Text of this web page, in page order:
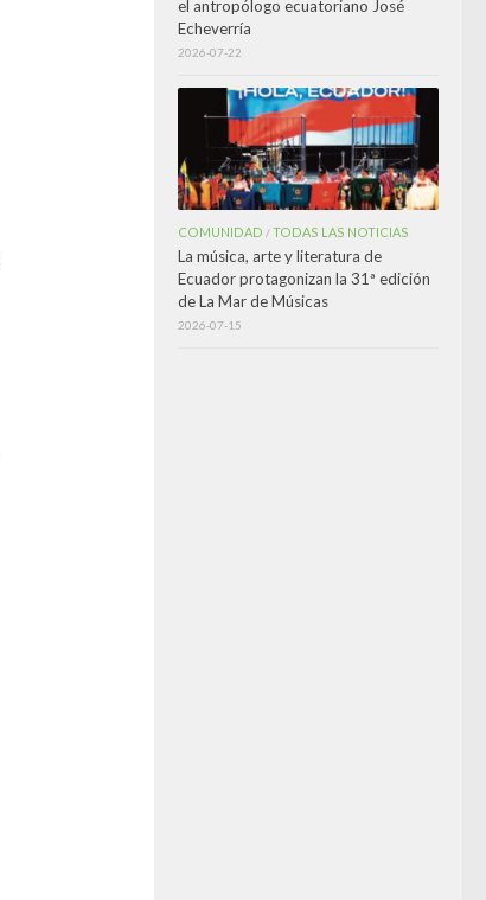
el antropólogo ecuatoriano José
Echeverría
2026-07-22
COMUNIDAD /TODAS LAS NOTICIAS
La música, arte y literatura de
Ecuador protagonizan la 31ª edición
de La Mar de Músicas
2026-07-15